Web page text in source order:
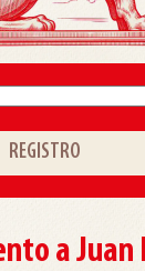
REGISTRO
a Juan